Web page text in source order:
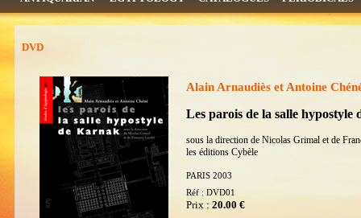
DVD
Alain Arnaudiès et Antoine
Les parois de la salle hypostyle
sous la direction de Nicolas Grimal et de
les éditions Cybèle
PARIS 2003
Réf : DVD01
Prix : 20.00 €